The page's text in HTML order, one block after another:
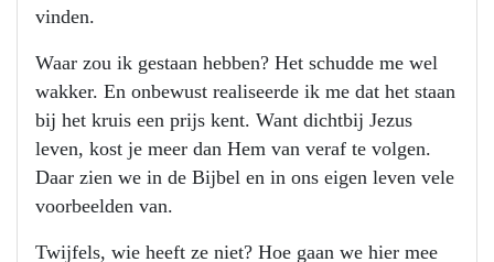
vinden.
Waar zou ik gestaan hebben? Het schudde me wel
wakker. En onbewust realiseerde ik me dat het staan
bij het kruis een prijs kent. Want dichtbij Jezus
leven, kost je meer dan Hem van veraf te volgen.
Daar zien we in de Bijbel en in ons eigen leven vele
voorbeelden van.
Twijfels, wie heeft ze niet? Hoe gaan we hier mee